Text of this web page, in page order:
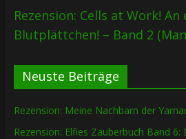
Rezension: Cells at Work!
Blutplättchen! – Band 2
Neuste Beiträge
Rezension: Meine Nachbarn der
Rezension: Elfies Zauberbuch Band